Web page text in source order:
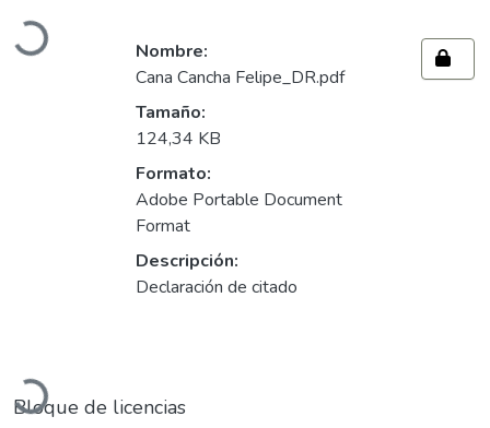
Cargando...
Cargando...
Nombre:
Cana Cancha Felipe_DR.pdf
Tamaño:
124,34 KB
Formato:
Adobe Portable Document
Format
Descripción:
Declaración de citado
Bloque de licencias